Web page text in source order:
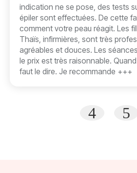
indication ne se pose, des tests
épiler sont effectuées. De cette
comment votre peau réagit. Les
Thaïs, infirmières, sont très
agréables et douces. Les
le prix est très raisonnable.
faut le dire. Je recommande +++
4 5